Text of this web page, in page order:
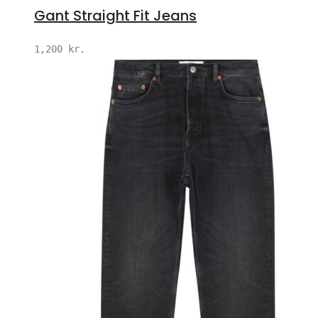
Gant Straight Fit Jeans
1,200 kr.